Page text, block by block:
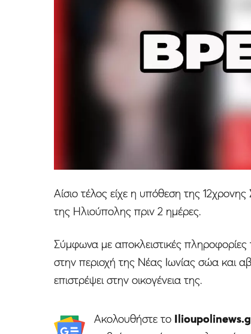
Αίσιο τέλος είχε η υπόθεση της
της Ηλιούπολης πριν 2 ημέρες.
Σύμφωνα με αποκλειστικές
στην περιοχή της Νέας Ιωνίας σώα και
επιστρέψει στην οικογένεια της.
Ακολουθήστε το